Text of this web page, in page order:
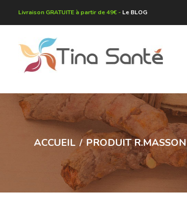
Livraison GRATUITE à partir de 49€ - Le BLOG
ACCUEIL PRODUIT R.MASSON